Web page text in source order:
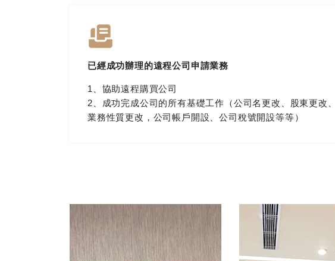
已經成功辦理的遠程公司申請業務
1、協助遠程購買公司
2、成功完成公司的所有基礎工作（公司名更改、股東更改、
業務性質更改，公司帳戶開設、公司稅號開設等等）